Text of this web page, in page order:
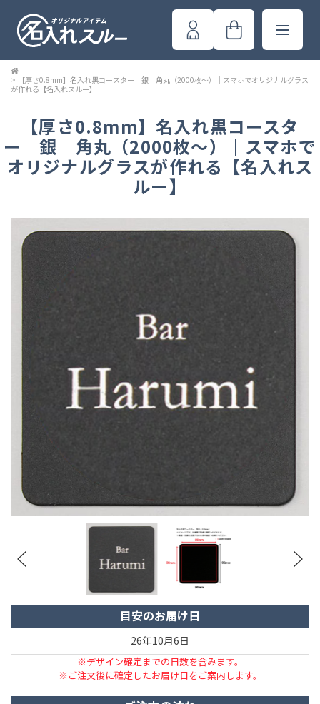
>
【厚さ0.8mm】名入れ黒コースター 銀 角丸（2000枚～）｜スマホでオリジナルグラス
が作れる【名入れスルー】
【厚さ0.8mm】名入れ黒コースタ
ー 銀 角丸（2000枚～）｜スマホで
オリジナルグラスが作れる【名入れス
ルー】
目安のお届け日
26年10月6日
※デザイン確定までの日数を含みます。
※ご注文後に確定したお届け日をご案内します。